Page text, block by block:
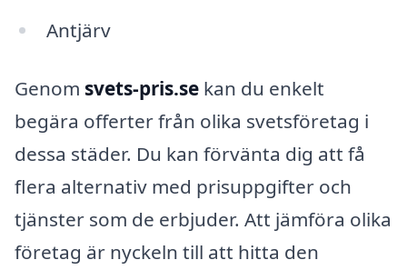
Antjärv
Genom svets-pris.se kan du enkelt
begära offerter från olika svetsföretag i
dessa städer. Du kan förvänta dig att få
flera alternativ med prisuppgifter och
tjänster som de erbjuder. Att jämföra olika
företag är nyckeln till att hitta den